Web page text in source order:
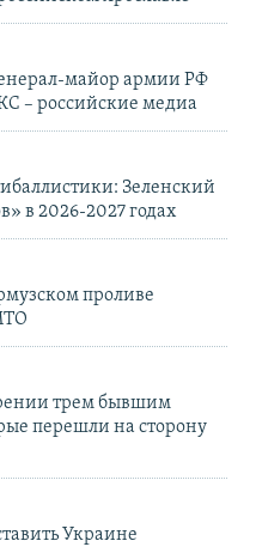
майор армии РФ
– российские медиа
Зеленский
в 2026-2027 годах
проливе
трем бывшим
перешли на сторону
Украине